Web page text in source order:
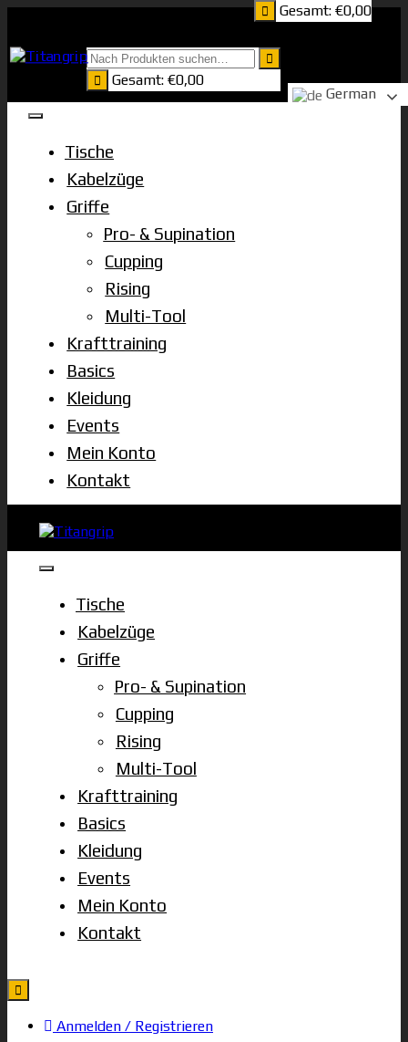
springen
Gesamt: €0,00
Tische
Kabelzüge
Griffe
Pro- & Supination
Cupping
Rising
Multi-Tool
Krafttraining
Basics
Kleidung
Events
Mein Konto
Kontakt
Gesamt: €0,00
Tische
Kabelzüge
Griffe
Pro- & Supination
Cupping
Rising
Multi-Tool
Krafttraining
Basics
Kleidung
Events
Mein Konto
Kontakt
Anmelden / Registrieren
German